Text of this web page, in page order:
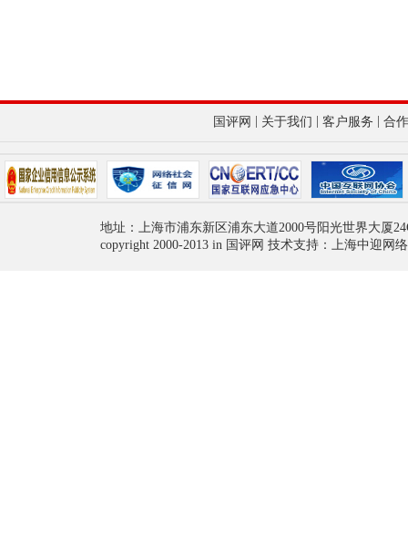
国评网 关于我们 客户服务 合
地址：上海市浦东新区浦东大道2000号阳光世界大厦
copyright 2000-2013 in 国评网 技术支持：上海中迎